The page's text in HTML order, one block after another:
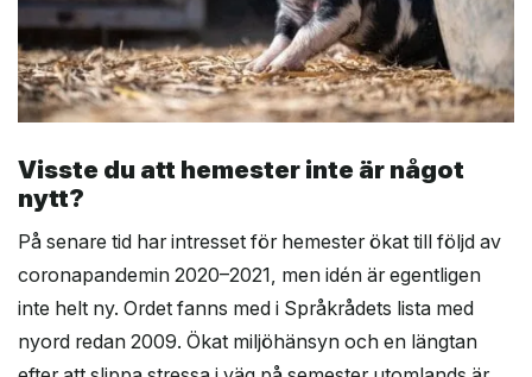
Visste du att hemester inte är något
nytt?
På senare tid har intresset för hemester ökat till följd av
coronapandemin 2020–2021, men idén är egentligen
inte helt ny. Ordet fanns med i Språkrådets lista med
nyord redan 2009. Ökat miljöhänsyn och en längtan